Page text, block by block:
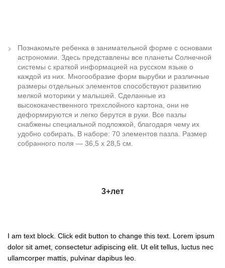
Познакомьте ребенка в занимательной форме с основами
астрономии. Здесь представлены все планеты Солнечной
системы с краткой информацией на русском языке о
каждой из них. Многообразие форм вырубки и различные
размеры отдельных элементов способствуют развитию
мелкой моторики у малышей. Сделанные из
высококачественного трехслойного картона, они не
деформируются и легко берутся в руки. Все пазлы
снабжены специальной подложкой, благодаря чему их
удобно собирать. В наборе: 70 элементов пазла. Размер
собранного поля — 36,5 х 28,5 см.
3+лет
I am text block. Click edit button to change this text. Lorem ipsum
dolor sit amet, consectetur adipiscing elit. Ut elit tellus, luctus nec
ullamcorper mattis, pulvinar dapibus leo.